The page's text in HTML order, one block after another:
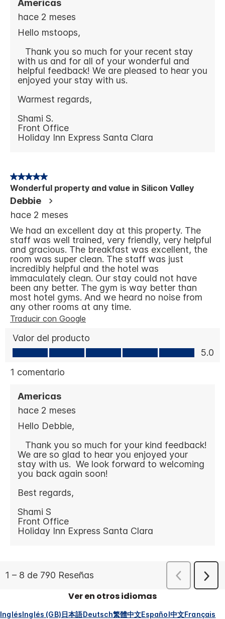
Ver en otros idiomas
InglésInglés (GB)日本語Deutsch繁體中文Español中文Français